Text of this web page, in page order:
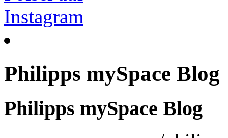
Philipps mySpace Blog
Philipps mySpace Blog